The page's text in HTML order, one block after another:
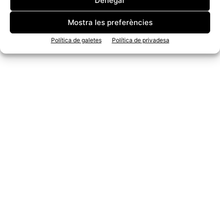
Mostra les preferències
Política de galetes Política de privadesa